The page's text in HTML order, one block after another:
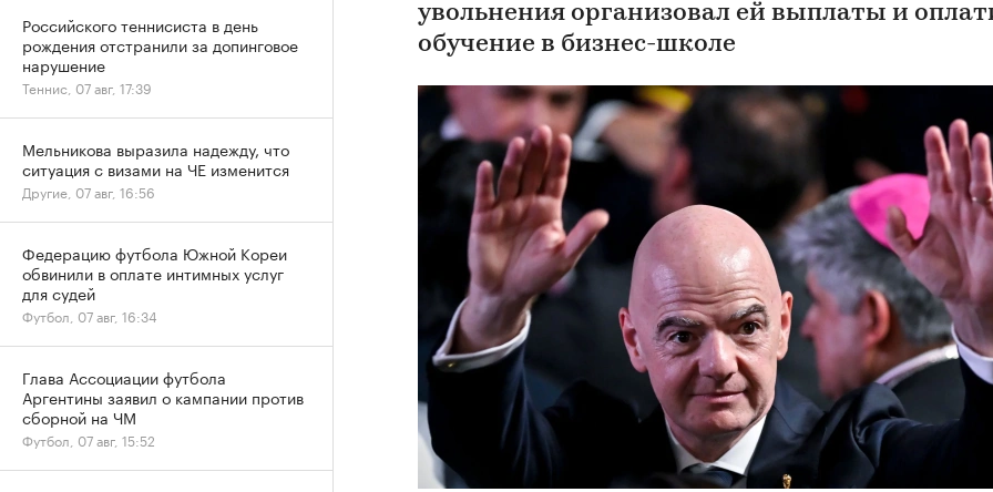
увольнения организовал ей выплаты и
обучение в бизнес-школе
Российского теннисиста в день
рождения отстранили за допинговое
нарушение
Теннис, 07 авг, 17:39
Мельникова выразила надежду, что
ситуация с визами на ЧЕ изменится
Другие, 07 авг, 16:56
Федерацию футбола Южной Кореи
обвинили в оплате интимных услуг
для судей
Футбол, 07 авг, 16:34
Глава Ассоциации футбола
Аргентины заявил о кампании против
сборной на ЧМ
Футбол, 07 авг, 15:52